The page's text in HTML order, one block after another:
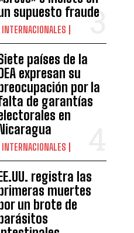
supuesto fraude
INTERNACIONALES
países de la
expresan su
por la
de garantías
en
Nicaragua
INTERNACIONALES
EE.UU. registra las
muertes
un brote de